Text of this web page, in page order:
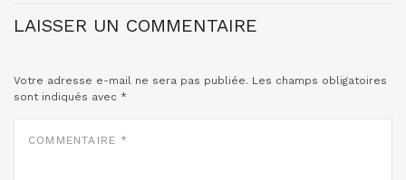
LAISSER UN COMMENTAIRE
Votre adresse e-mail ne sera pas publiée. Les champs obligatoires
sont indiqués avec *